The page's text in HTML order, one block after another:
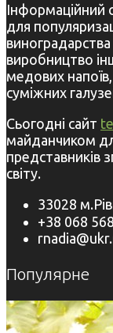
Інформаційний
для
виробництво
медових
суміжних
Сьогодні сайт
майданчиком
представників
світу.
33028
+38 068
Популярне